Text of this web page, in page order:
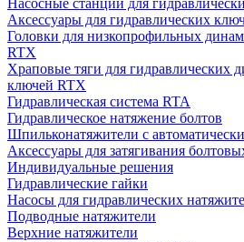
Насосные станции для
Аксессуары для гидравлических
Головки для низкопрофильных
RTX
Храповые тяги для гидравлических
ключей RTX
Гидравлическая система RTA
Гидравлическое натяжение болтов
Шпильконатяжители с
Аксессуары для затягивания
Индивидуальные решения
Гидравлические гайки
Насосы для гидравлических
Подводные натяжители
Верхние натяжители